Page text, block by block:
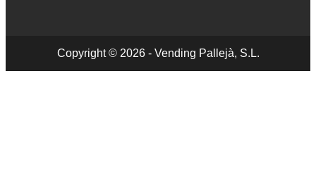
Copyright © 2026 - Vending Pallejà, S.L.